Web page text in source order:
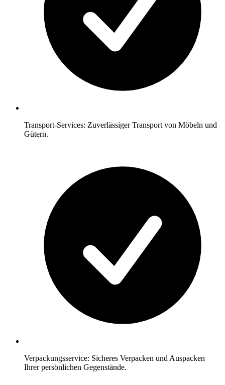
Transport-Services: Zuverlässiger Transport von Möbeln und
Gütern.
Verpackungsservice: Sicheres Verpacken und Auspacken
Ihrer persönlichen Gegenstände.